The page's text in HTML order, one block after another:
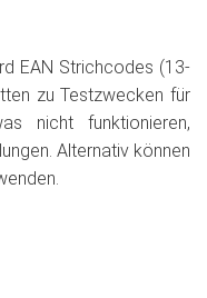
EAN Strichcodes (13-
zu Testzwecken für
nicht funktionieren,
Alternativ können